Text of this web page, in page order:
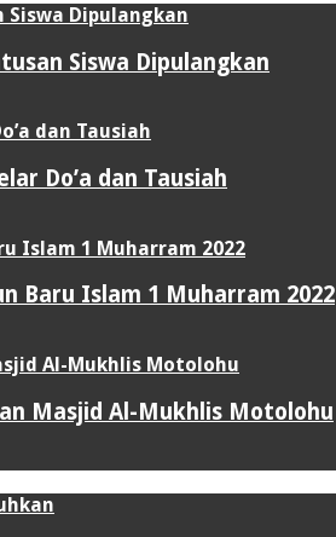
Siswa Dipulangkan
Do’a dan Tausiah
Baru Islam 1 Muharram 2022
Masjid Al-Mukhlis Motolohu